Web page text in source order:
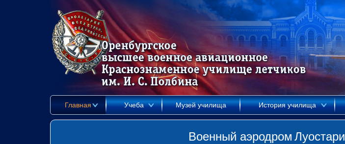
Главная Учеба Музей училища История училища
Военный аэродром Луостари